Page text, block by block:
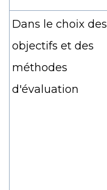
Dans le choix des
objectifs et des
méthodes
d'évaluation